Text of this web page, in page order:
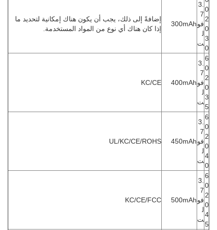
0
2
0
3
0
3.
7
فو
ل
ت
300mAh
إضافةً إلى ذلك، يجب أن يكون هناك إمكانية لتحديد ما
إذا كان هناك أي نوع من المواد المستخدمة.
6
0
2
0
3
5
3.
7
فو
ل
ت
400mAh
KC/CE
6
0
2
0
4
0
3.
7
فو
ل
ت
450mAh
UL/KC/CE/ROHS
6
0
2
0
4
5
3.
7
فو
ل
ت
500mAh
KC/CE/FCC